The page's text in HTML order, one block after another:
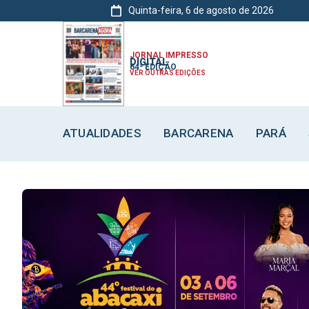
Quinta-feira, 6 de agosto de 2026
JORNAL IMPRESSO
DIGITAL
64ª EDIÇÃO
VER OUTRAS EDIÇÕES
ATUALIDADES BARCARENA PARÁ